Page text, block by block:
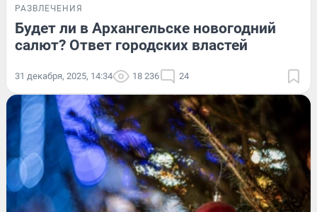
РАЗВЛЕЧЕНИЯ
Будет ли в Архангельске новогодний
салют? Ответ городских властей
31 декабря, 2025, 14:34 18 236 24